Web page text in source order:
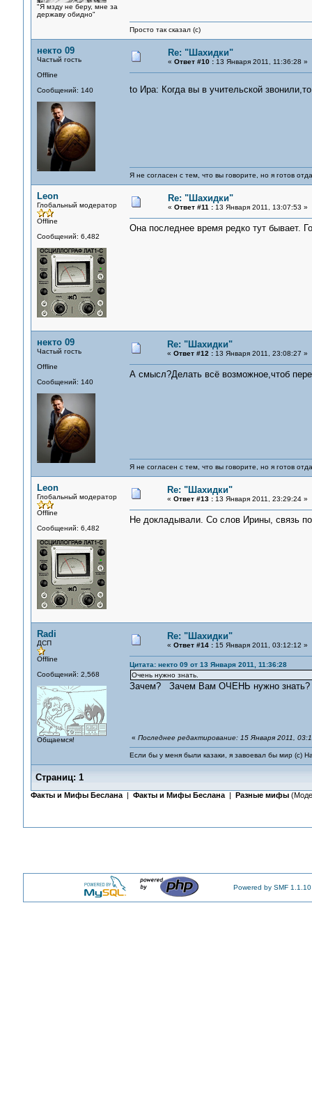
"Я мзду не беру, мне за
державу обидно"
Просто так сказал (с)
некто 09
Частый гость
Offline
Сообщений: 140
Re: "Шахидки"
« Ответ #10 :13 Января 2011, 11:36:28 »
to Ира: Когда вы в учительской
Я не согласен с тем, что вы говорите, но я готов
Leon
Глобальный модератор
Offline
Сообщений: 6,482
Re: "Шахидки"
« Ответ #11 :13 Января 2011, 13:07:53 »
Она последнее время редко тут бывает.
некто 09
Частый гость
Offline
Сообщений: 140
Re: "Шахидки"
« Ответ #12 :13 Января 2011, 23:08:27 »
А смысл?Делать всё возможное,чтоб
Я не согласен с тем, что вы говорите, но я готов
Leon
Глобальный модератор
Offline
Сообщений: 6,482
Re: "Шахидки"
« Ответ #13 :13 Января 2011, 23:29:24 »
Не докладывали. Со слов Ирины, связь
Radi
ДСП
Offline
Сообщений: 2,568
Общаемся!
Re: "Шахидки"
« Ответ #14 :15 Января 2011, 03:12:12 »
Цитата: некто 09 от 13 Января 2011, 11:36:28
Очень нужно знать.
Зачем? Зачем Вам ОЧЕНЬ нужно знать?
« Последнее редактирование: 15 Января 2011,
Если бы у меня были казаки, я завоевал бы мир (с)
Страниц: 1
Факты и Мифы Беслана| Факты и Мифы Беслана| Разные мифы
Powered by SMF 1.1.10